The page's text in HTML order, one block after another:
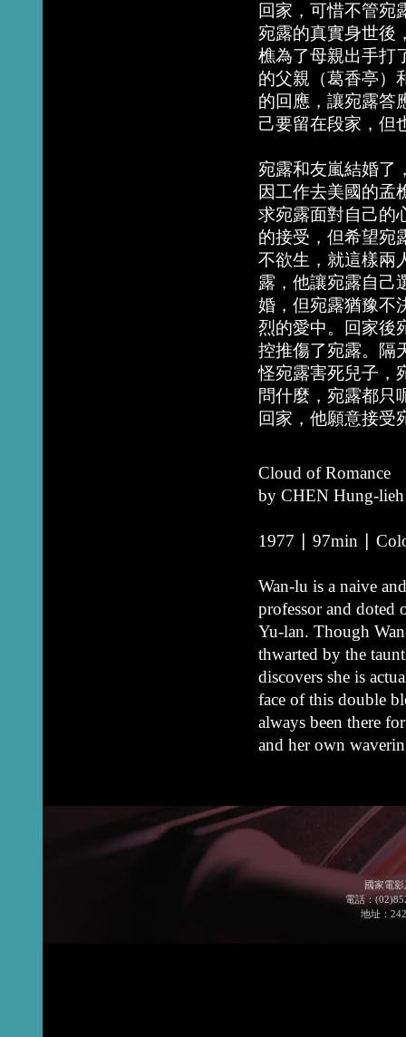
回家，可惜不管宛
宛露的真實身世後
樵為了母親出手打
的父親（葛香亭）
的回應，讓宛露答
己要留在段家，但
宛露和友嵐結婚了
因工作去美國的孟
求宛露面對自己的
的接受，但希望宛
不欲生，就這樣兩
露，他讓宛露自己
婚，但宛露猶豫不
烈的愛中。回家後
控推傷了宛露。隔
怪宛露害死兒子，
問什麼，宛露都只
回家，他願意接受
Cloud of Romance
by CHEN Hung-lieh
1977 ∣ 97min ∣
Wan-lu is a naive
professor and doted
Yu-lan. Though
thwarted by the
discovers she is
face of this double
always been there
and her own
國家電
電話：
地址：